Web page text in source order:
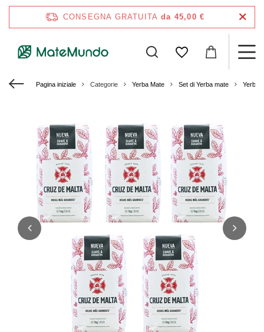
CONSEGNA GRATUITA da 45,00 €
Pagina iniziale Categorie Yerba Mate Set di Yerba mate Yerba